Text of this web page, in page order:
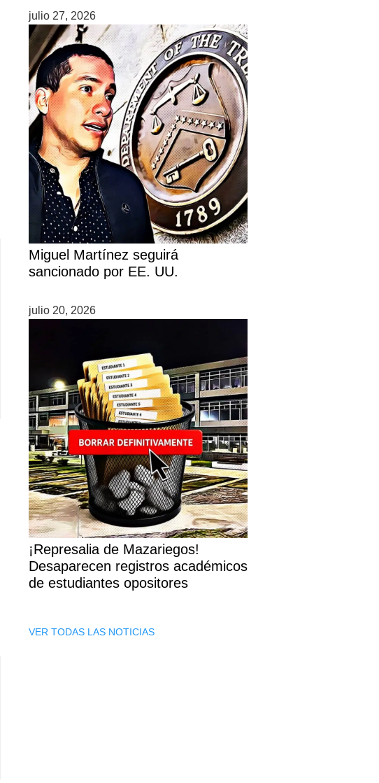
julio 27, 2026
Miguel Martínez seguirá
sancionado por EE. UU.
julio 20, 2026
¡Represalia de Mazariegos!
Desaparecen registros académicos
de estudiantes opositores
VER TODAS LAS NOTICIAS